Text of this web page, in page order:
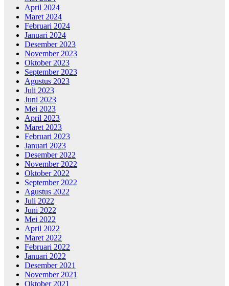
April 2024
Maret 2024
Februari 2024
Januari 2024
Desember 2023
November 2023
Oktober 2023
September 2023
Agustus 2023
Juli 2023
Juni 2023
Mei 2023
April 2023
Maret 2023
Februari 2023
Januari 2023
Desember 2022
November 2022
Oktober 2022
September 2022
Agustus 2022
Juli 2022
Juni 2022
Mei 2022
April 2022
Maret 2022
Februari 2022
Januari 2022
Desember 2021
November 2021
Oktober 2021